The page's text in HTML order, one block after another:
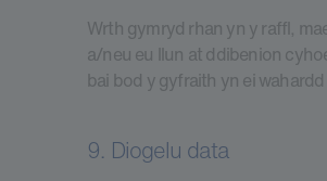
Wrth gymryd rhan yn y raffl,
a/neu eu llun at ddibenion
bai bod y gyfraith yn ei
9. Diogelu data